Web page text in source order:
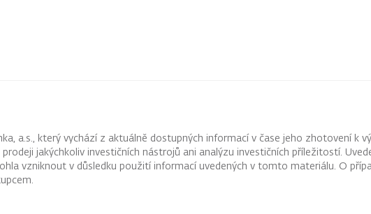
a.s., který vychází z aktuálně dostupných informací v čase jeho zhotovení k
jakýchkoliv investičních nástrojů ani analýzu investičních příležitostí.
vzniknout v důsledku použití informací uvedených v tomto materiálu. O